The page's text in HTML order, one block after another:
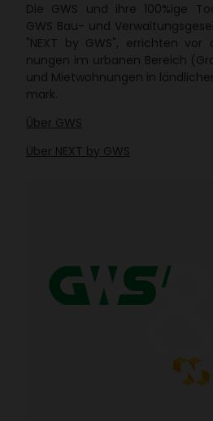
Die GWS und ihre 100%ige
GWS Bau- und
"NEXT by GWS", errichten
nungen im urbanen Bereich
und Miet­woh­nungen in
mark.
Über GWS
Über NEXT by GWS